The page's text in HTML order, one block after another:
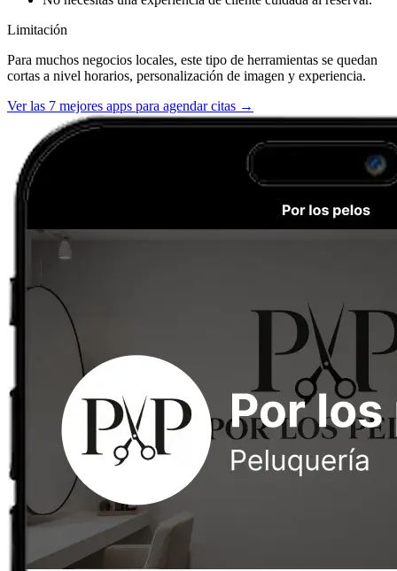
Limitación
Para muchos negocios locales, este tipo de herramientas se quedan
cortas a nivel horarios, personalización de imagen y experiencia.
Ver las 7 mejores apps para agendar citas →